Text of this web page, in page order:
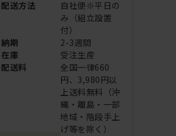
配送方法
自社便※平日の
み（組立設置
付）
納期
2-3週間
在庫
受注生産
配送料
全国一律660
円、3,980円以
上送料無料（沖
縄・離島・一部
地域・階段手上
げ等を除く）